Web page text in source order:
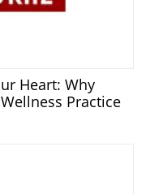
Heart: Why
Practice